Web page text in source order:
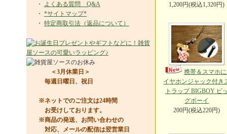
・ よくある質問 Q&A
・ *サイトマップ*
・ 特定商取引法（返品について）
＜3月休業日＞
毎週日曜日、祝日
※ネットでのご注文は24時間
お受けしております。
※商品の発送、お問い合わせの
対応、メールの配信は翌営業日
1,200円(税込1,320円)
携帯＆スマホ
イヤホンジャック付き
トラップ BIGBOY ビ
グボーイ
200円(税込220円)